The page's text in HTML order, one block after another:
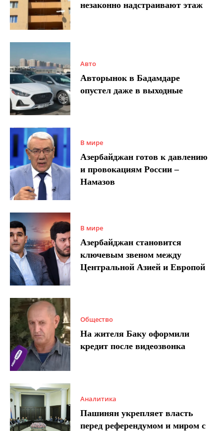
незаконно надстраивают этаж
Авто
Авторынок в Бадамдаре
опустел даже в выходные
В мире
Азербайджан готов к давлению
и провокациям России –
Намазов
В мире
Азербайджан становится
ключевым звеном между
Центральной Азией и Европой
Общество
На жителя Баку оформили
кредит после видеозвонка
Аналитика
Пашинян укрепляет власть
перед референдумом и миром с